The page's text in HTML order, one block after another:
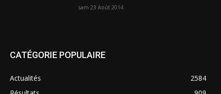
sam 23 Août 2014
CATÉGORIE POPULAIRE
Actualités
2584